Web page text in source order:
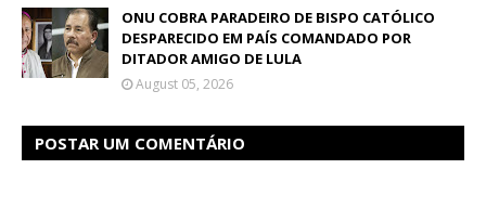
ONU COBRA PARADEIRO DE BISPO CATÓLICO
DESPARECIDO EM PAÍS COMANDADO POR
DITADOR AMIGO DE LULA
August 05, 2026
POSTAR UM COMENTÁRIO